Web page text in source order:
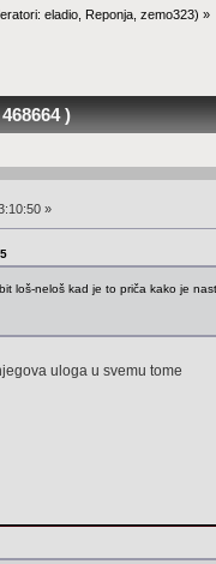
eladio Reponja ,zemo323) »
)
»
loš-neloš kad je to priča kako je
uloga u svemu tome